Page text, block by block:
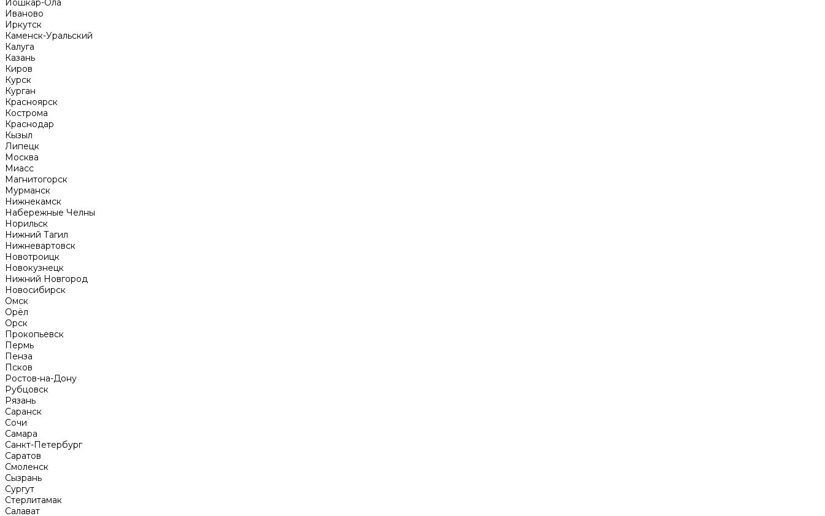
Йошкар-Ола
Иваново
Иркутск
Каменск-Уральский
Калуга
Казань
Киров
Курск
Курган
Красноярск
Кострома
Краснодар
Кызыл
Липецк
Москва
Миасс
Магнитогорск
Мурманск
Нижнекамск
Набережные Челны
Норильск
Нижний Тагил
Нижневартовск
Новотроицк
Новокузнецк
Нижний Новгород
Новосибирск
Омск
Орёл
Орск
Прокопьевск
Пермь
Пенза
Псков
Ростов-на-Дону
Рубцовск
Рязань
Саранск
Сочи
Самара
Санкт-Петербург
Саратов
Смоленск
Сызрань
Сургут
Стерлитамак
Салават